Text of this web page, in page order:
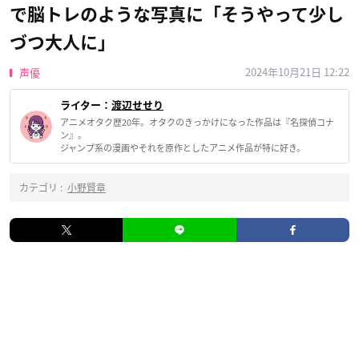
で脳トレのような写真に「そうやって少し
づつ大人に」
声優 2024年10月21日 12:22
ライター： 渡辺せせり
アニメオタク歴20年。オタクのきっかけになった作品は『名探偵コナ
ン』。
ジャンプ系の漫画やそれを原作としたアニメ作品が特に好き。
カテゴリ : 小野賢章